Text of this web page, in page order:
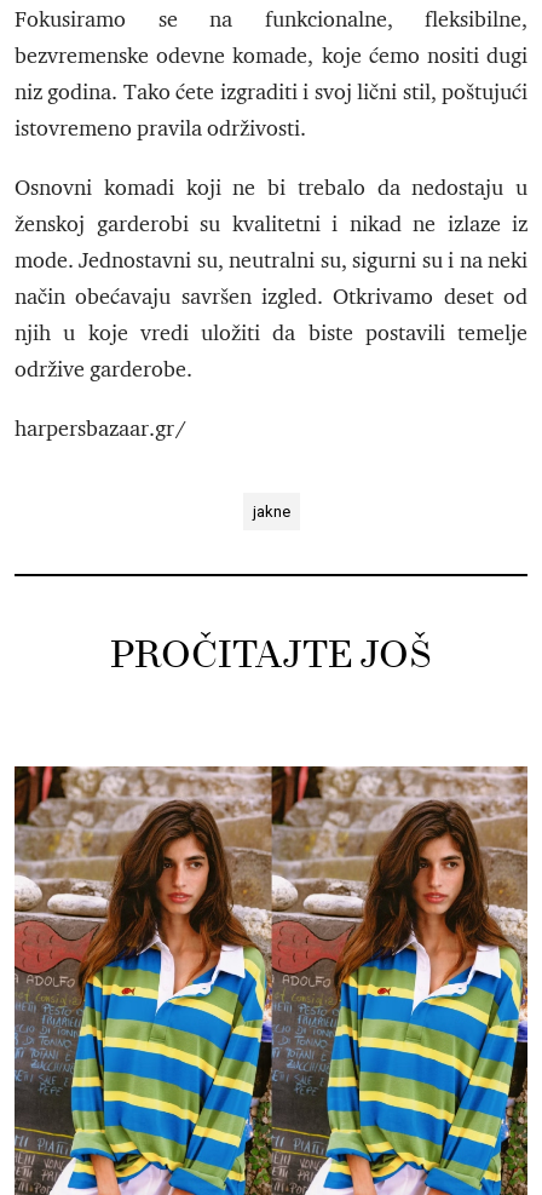
Fokusiramo se na funkcionalne, fleksibilne,
bezvremenske odevne komade, koje ćemo nositi dugi
niz godina. Tako ćete izgraditi i svoj lični stil, poštujući
istovremeno pravila održivosti.
Osnovni komadi koji ne bi trebalo da nedostaju u
ženskoj garderobi su kvalitetni i nikad ne izlaze iz
mode. Jednostavni su, neutralni su, sigurni su i na neki
način obećavaju savršen izgled. Otkrivamo deset od
njih u koje vredi uložiti da biste postavili temelje
održive garderobe.
harpersbazaar.gr/
jakne
PROČITAJTE JOŠ